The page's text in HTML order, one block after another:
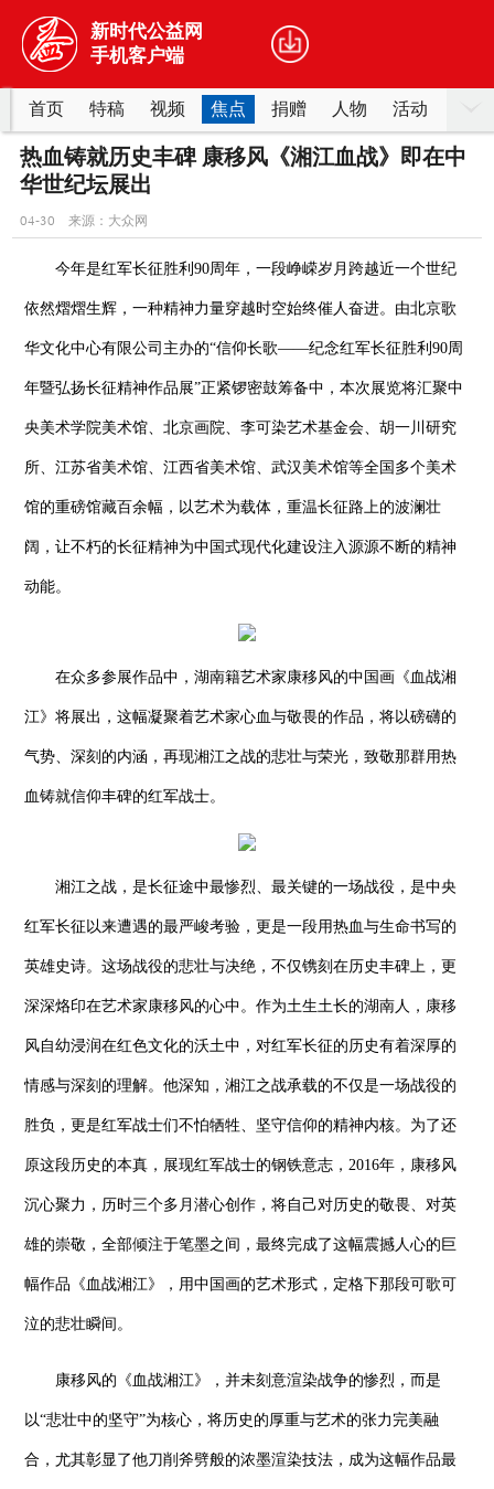
新时代公益网
手机客户端
首页 特稿 视频 焦点 捐赠 人物
活动
事迹
志愿
热血铸就历史丰碑 康移风《湘江血战》即在中
华世纪坛展出
04-30 来源：大众网
今年是红军长征胜利90周年，一段峥嵘岁月跨越近一个世纪
依然熠熠生辉，一种精神力量穿越时空始终催人奋进。由北京歌
华文化中心有限公司主办的“信仰长歌——纪念红军长征胜利90周
年暨弘扬长征精神作品展”正紧锣密鼓筹备中，本次展览将汇聚中
央美术学院美术馆、北京画院、李可染艺术基金会、胡一川研究
所、江苏省美术馆、江西省美术馆、武汉美术馆等全国多个美术
馆的重磅馆藏百余幅，以艺术为载体，重温长征路上的波澜壮
阔，让不朽的长征精神为中国式现代化建设注入源源不断的精神
动能。
在众多参展作品中，湖南籍艺术家康移风的中国画《血战湘
江》将展出，这幅凝聚着艺术家心血与敬畏的作品，将以磅礴的
气势、深刻的内涵，再现湘江之战的悲壮与荣光，致敬那群用热
血铸就信仰丰碑的红军战士。
湘江之战，是长征途中最惨烈、最关键的一场战役，是中央
红军长征以来遭遇的最严峻考验，更是一段用热血与生命书写的
英雄史诗。这场战役的悲壮与决绝，不仅镌刻在历史丰碑上，更
深深烙印在艺术家康移风的心中。作为土生土长的湖南人，康移
风自幼浸润在红色文化的沃土中，对红军长征的历史有着深厚的
情感与深刻的理解。他深知，湘江之战承载的不仅是一场战役的
胜负，更是红军战士们不怕牺牲、坚守信仰的精神内核。为了还
原这段历史的本真，展现红军战士的钢铁意志，2016年，康移风
沉心聚力，历时三个多月潜心创作，将自己对历史的敬畏、对英
雄的崇敬，全部倾注于笔墨之间，最终完成了这幅震撼人心的巨
幅作品《血战湘江》，用中国画的艺术形式，定格下那段可歌可
泣的悲壮瞬间。
康移风的《血战湘江》，并未刻意渲染战争的惨烈，而是
以“悲壮中的坚守”为核心，将历史的厚重与艺术的张力完美融
合，尤其彰显了他刀削斧劈般的浓墨渲染技法，成为这幅作品最